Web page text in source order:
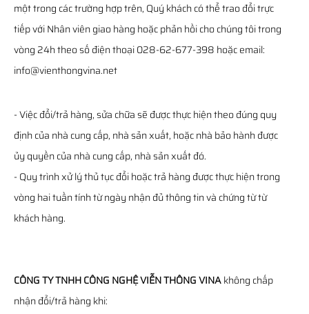
một trong các trường hợp trên, Quý khách có thể trao đổi trực
tiếp với Nhân viên giao hàng hoặc phản hồi cho chúng tôi trong
vòng 24h theo số điện thoại 028-62-677-398 hoặc email:
info@vienthongvina.net
- Việc đổi/trả hàng, sửa chữa sẽ được thực hiện theo đúng quy
định của nhà cung cấp, nhà sản xuất, hoặc nhà bảo hành được
ủy quyền của nhà cung cấp, nhà sản xuất đó.
- Quy trình xử lý thủ tục đổi hoặc trả hàng được thực hiện trong
vòng hai tuần tính từ ngày nhận đủ thông tin và chứng từ từ
khách hàng.
CÔNG TY TNHH CÔNG NGHỆ VIỄN THÔNG VINAkhông chấp
nhận đổi/trả hàng khi: